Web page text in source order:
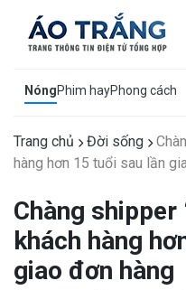
NóngPhim hayPhong cách
Trang chủ Đời sống
hàng hơn 15 tuổi sau lần
Chàng shipper
khách hàng
giao đơn hàng